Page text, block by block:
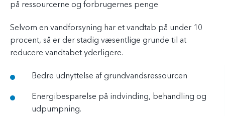
på ressourcerne og forbrugernes penge
Selvom en vandforsyning har et vandtab på under 10
procent, så er der stadig væsentlige grunde til at
reducere vandtabet yderligere.
Bedre udnyttelse af grundvandsressourcen
Energibesparelse på indvinding, behandling og
udpumpning.